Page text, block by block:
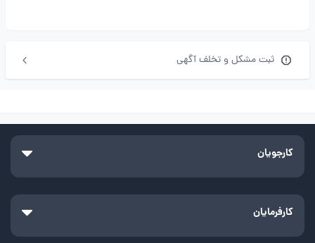
ثبت مشکل و تخلف آگهی
کارجویان
کارفرمایان